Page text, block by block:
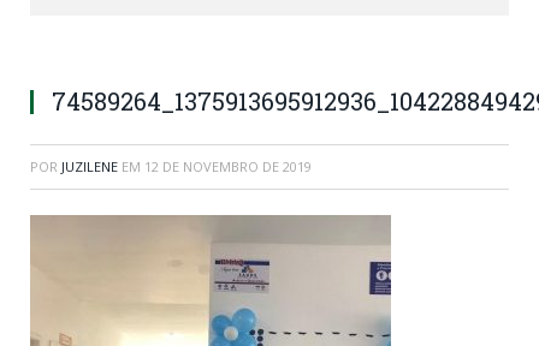
POR JUZILENE EM 12 DE NOVEMBRO DE 2019